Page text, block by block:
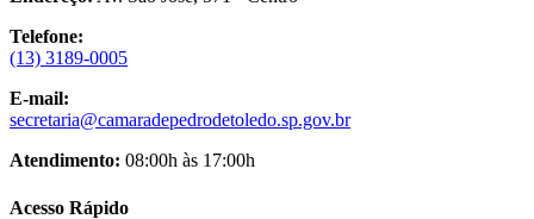
Telefone:
(13) 3189-0005
E-mail:
secretaria@camaradepedrodetoledo.sp.gov.br
Atendimento: 08:00h às 17:00h
Acesso Rápido